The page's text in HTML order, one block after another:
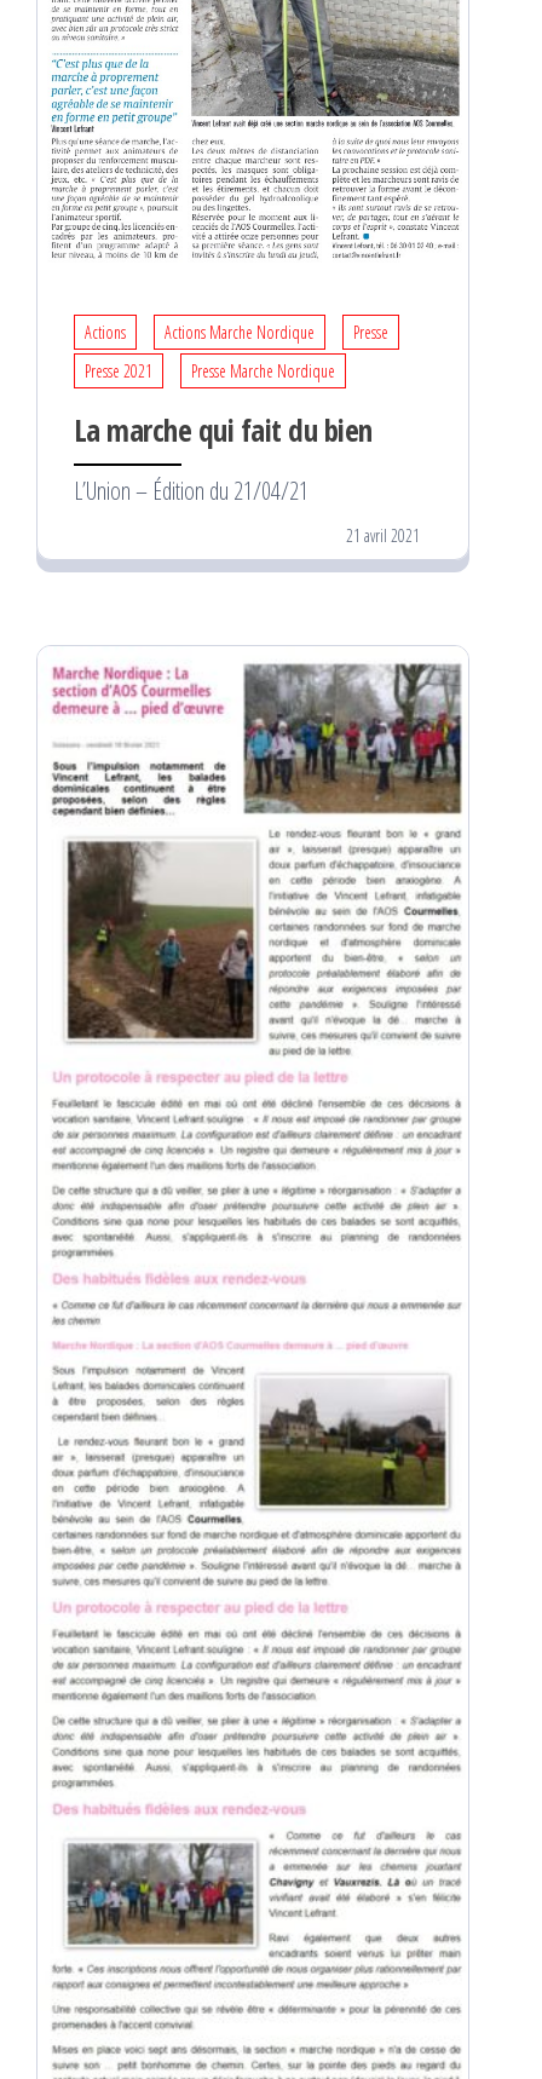
Actions Actions Marche Nordique
Presse
Presse 2021
Presse Marche Nordique
La marche qui fait du bien
L’Union – Édition du 21/04/21
21 avril 2021